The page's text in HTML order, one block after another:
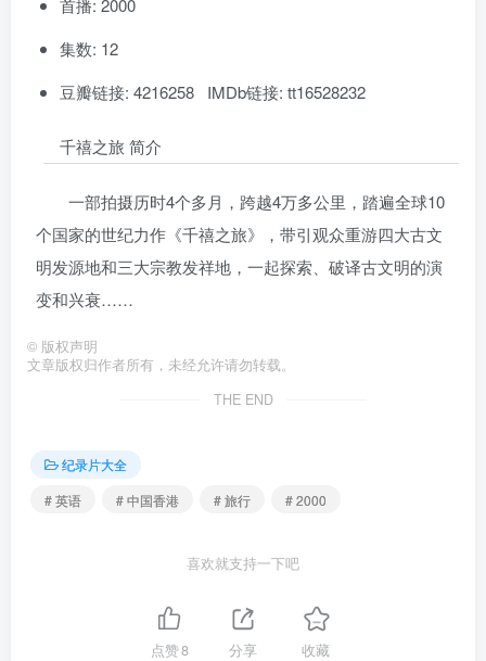
首播: 2000
集数: 12
豆瓣链接: 4216258 IMDb链接: tt16528232
千禧之旅 简介
一部拍摄历时4个多月，跨越4万多公里，踏遍全球10
个国家的世纪力作《千禧之旅》，带引观众重游四大古文
明发源地和三大宗教发祥地，一起探索、破译古文明的演
变和兴衰……
© 版权声明
文章版权归作者所有，未经允许请勿转载。
THE END
纪录片大全
# 英语
# 中国香港 # 旅行 # 2000
喜欢就支持一下吧
点赞8 分享 收藏